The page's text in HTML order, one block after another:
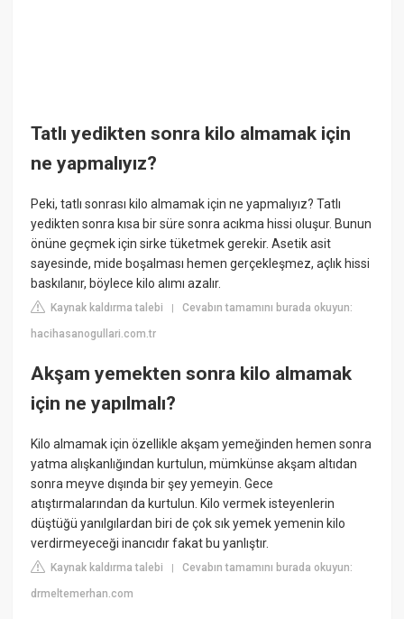
Tatlı yedikten sonra kilo almamak için
ne yapmalıyız?
Peki, tatlı sonrası kilo almamak için ne yapmalıyız? Tatlı
yedikten sonra kısa bir süre sonra acıkma hissi oluşur. Bunun
önüne geçmek için sirke tüketmek gerekir. Asetik asit
sayesinde, mide boşalması hemen gerçekleşmez, açlık hissi
baskılanır, böylece kilo alımı azalır.
Kaynak kaldırma talebi |Cevabın tamamını burada okuyun:
hacihasanogullari.com.tr
Akşam yemekten sonra kilo almamak
için ne yapılmalı?
Kilo almamak için özellikle akşam yemeğinden hemen sonra
yatma alışkanlığından kurtulun, mümkünse akşam altıdan
sonra meyve dışında bir şey yemeyin. Gece
atıştırmalarından da kurtulun. Kilo vermek isteyenlerin
düştüğü yanılgılardan biri de çok sık yemek yemenin kilo
verdirmeyeceği inancıdır fakat bu yanlıştır.
Kaynak kaldırma talebi |Cevabın tamamını burada okuyun:
drmeltemerhan.com